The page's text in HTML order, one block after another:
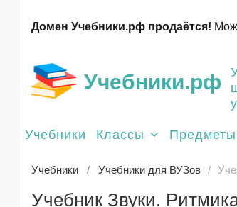
Домен Учебники.рф продаётся!
Учебники.рф
Учебники Классы Предметы
Учебники Учебники для ВУЗов
Учебник Звуки.